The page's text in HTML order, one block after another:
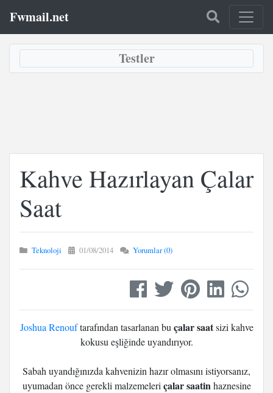
Fwmail.net
Testler
Kahve Hazırlayan Çalar
Saat
Teknoloji 01/08/2014 Yorumlar (0)
Joshua Renouftarafından tasarlanan bu çalar saatsizi kahve
kokusu eşliğinde uyandırıyor.
Sabah uyandığınızda kahvenizin hazır olmasını istiyorsanız,
uyumadan önce gerekli malzemeleri çalar saatin haznesine